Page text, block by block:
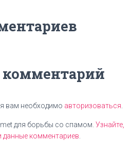
комментарий
вам необходимо авторизоваться
для борьбы со спамом. Узнайте,
комментариев